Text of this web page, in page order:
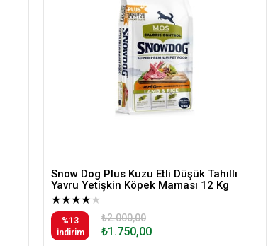
Snow Dog Plus Kuzu Etli Düşük Tahıllı
Yavru Yetişkin Köpek Maması 12 Kg
★★★★★
%13
İndirim
₺1.750,00
₺2.000,00